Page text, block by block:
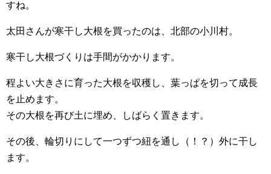
すね。
太田さんが寒干し大根を買ったのは、北部の小川村。
寒干し大根づくりは手間がかかります。
程よい大きさに育った大根を収穫し、葉っぱを切って成長
を止めます。
その大根を再び土に埋め、しばらく置きます。
その後、輪切りにして一つずつ紐を通し（！？）外に干し
ます。